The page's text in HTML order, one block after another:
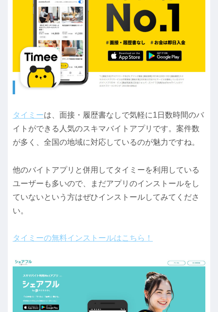
タイミーは、面接・履歴書なしで気軽に1日数時間のバ
イトができる人気のスキマバイトアプリです。案件数
が多く、全国の地域に対応しているのが魅力ですね。
他のバイトアプリと併用してタイミーを利用している
ユーザーも多いので、まだアプリのインストールをし
ていないという方はぜひインストールしてみてくださ
い。
タイミーの無料インストールはこちら！